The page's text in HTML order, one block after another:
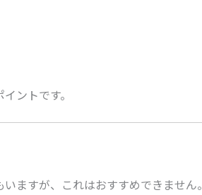
ントです。
ますが、これはおすすめできません。